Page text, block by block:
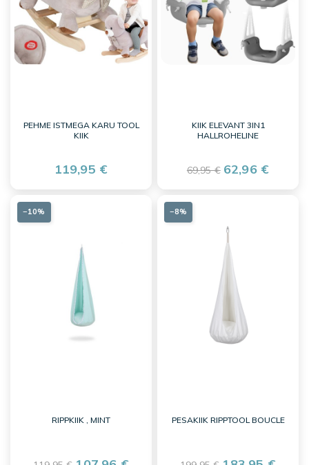
PEHME ISTMEGA KARU TOOL
KIIK
119,95 €
KIIK ELEVANT 3IN1
HALLROHELINE
69,95 € 62,96 €
RIPPKIIK , MINT
−10%
PESAKIIK RIPPTOOL BOUCLE
−8%